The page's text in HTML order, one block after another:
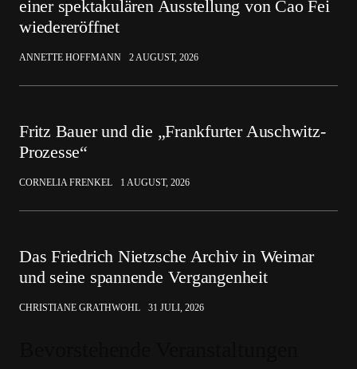
einer spektakulären Ausstellung von Cao Fei
wiedereröffnet
ANNETTE HOFFMANN 2 AUGUST, 2026
Fritz Bauer und die „Frankfurter Auschwitz-
Prozesse“
CORNELIA FRENKEL 1 AUGUST, 2026
Das Friedrich Nietzsche Archiv in Weimar
und seine spannende Vergangenheit
CHRISTIANE GRATHWOHL 31 JULI, 2026